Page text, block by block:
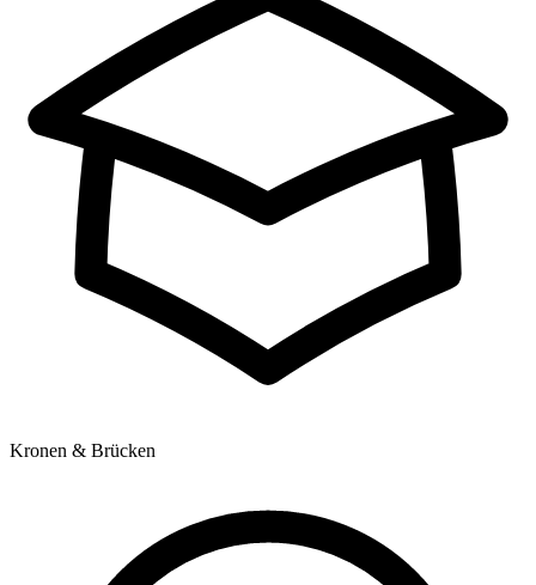
Kronen & Brücken